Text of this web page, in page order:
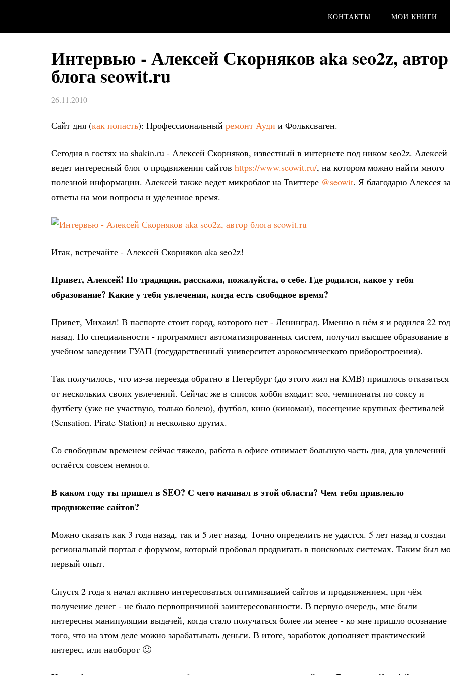
КОНТАКТЫ МОИ КНИГИ
Интервью - Алексей Скорняков aka seo2z, автор
блога seowit.ru
26.11.2010
Сайт дня (как попасть): Профессиональный ремонт Ауди и Фольксваген.
Сегодня в гостях на shakin.ru - Алексей Скорняков, известный в интернете под ником seo2z. Алексей
ведет интересный блог о продвижении сайтов https://www.seowit.ru/, на котором можно найти много
полезной информации. Алексей также ведет микроблог на Твиттере @seowit. Я благодарю Алексея
ответы на мои вопросы и уделенное время.
Итак, встречайте - Алексей Скорняков aka seo2z!
Привет, Алексей! По традиции, расскажи, пожалуйста, о себе. Где родился, какое у тебя
образование? Какие у тебя увлечения, когда есть свободное время?
Привет, Михаил! В паспорте стоит город, которого нет - Ленинград. Именно в нём я и родился 22
назад. По специальности - программист автоматизированных систем, получил высшее образование в
учебном заведении ГУАП (государственный университет аэрокосмического приборостроения).
Так получилось, что из-за переезда обратно в Петербург (до этого жил на КМВ) пришлось отказаться
от нескольких своих увлечений. Сейчас же в список хобби входит: seo, чемпионаты по соксу и
футбегу (уже не участвую, только болею), футбол, кино (киноман), посещение крупных фестивалей
(Sensation. Pirate Station) и несколько других.
Со свободным временем сейчас тяжело, работа в офисе отнимает большую часть дня, для увлечений
остаётся совсем немного.
В каком году ты пришел в SEO? С чего начинал в этой области? Чем тебя привлекло
продвижение сайтов?
Можно сказать как 3 года назад, так и 5 лет назад. Точно определить не удастся. 5 лет назад я создал
региональный портал с форумом, который пробовал продвигать в поисковых системах. Таким был
первый опыт.
Спустя 2 года я начал активно интересоваться оптимизацией сайтов и продвижением, при чём
получение денег - не было первопричиной заинтересованности. В первую очередь, мне были
интересны манипуляции выдачей, когда стало получаться более ли менее - ко мне пришло осознание
того, что на этом деле можно зарабатывать деньги. В итоге, заработок дополняет практический
интерес, или наоборот 🙂